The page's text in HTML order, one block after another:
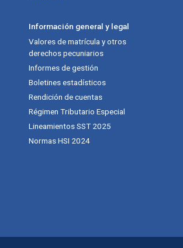
Información general y legal
Valores de matrícula y otros
derechos pecuniarios
Informes de gestión
Boletines estadísticos
Rendición de cuentas
Régimen Tributario Especial
Lineamientos SST 2025
Normas HSI 2024